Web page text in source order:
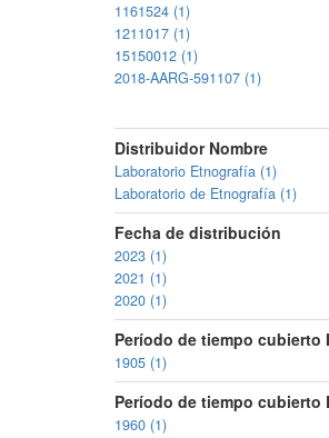
1161524 (1)
1211017 (1)
15150012 (1)
2018-AARG-591107 (1)
Distribuidor Nombre
Laboratorio Etnografía (1)
Laboratorio de Etnografía (1)
Fecha de distribución
2023 (1)
2021 (1)
2020 (1)
Período de tiempo cubierto
1905 (1)
Período de tiempo cubierto
1960 (1)